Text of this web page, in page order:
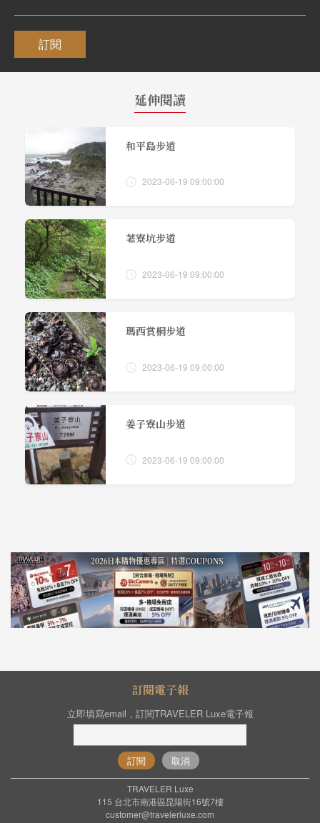
訂閱
延伸閱讀
和平島步道
2023-06-19 09:00:00
荖寮坑步道
2023-06-19 09:00:00
瑪西賞桐步道
2023-06-19 09:00:00
姜子寮山步道
2023-06-19 09:00:00
訂閱電子報
立即填寫email，訂閱TRAVELER Luxe電子報
訂閱 取消
TRAVELER Luxe
115 台北市南港區昆陽街16號7樓
customer@travelerluxe.com